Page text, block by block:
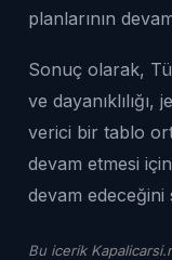
planlarının
Sonuç olarak,
ve
verici bir tablo
devam etmesi
devam edeceğini
Bu icerik